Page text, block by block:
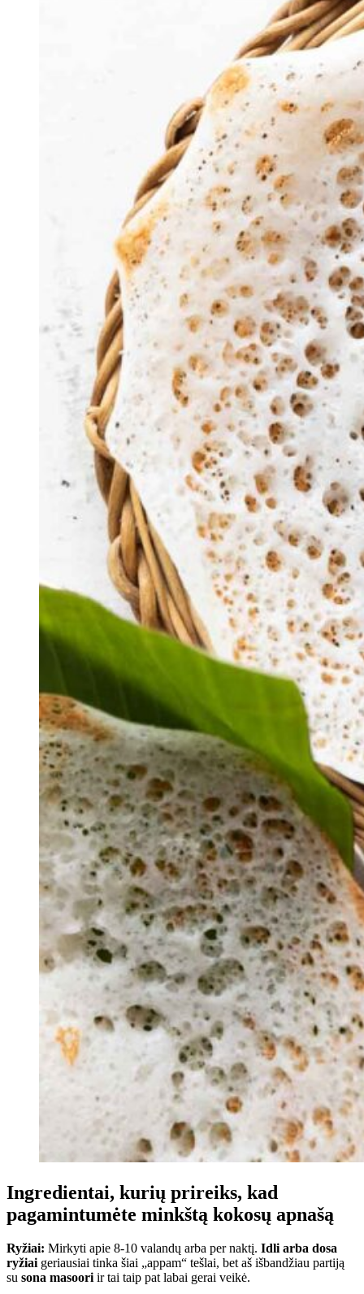
Ingredientai, kurių prireiks, kad
pagamintumėte minkštą kokosų apnašą
Ryžiai: Mirkyti apie 8-10 valandų arba per naktį. Idli arba dosa
ryžiaigeriausiai tinka šiai „appam“ tešlai, bet aš išbandžiau partiją
su sona masooriir tai taip pat labai gerai veikė.